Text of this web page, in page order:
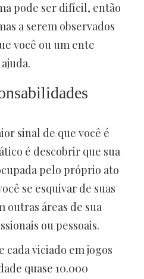
pode ser difícil, então
a serem observados
você ou um ente
sinal de que você é
é descobrir que sua
pelo próprio ato
se esquivar de suas
outras áreas de sua
ou pessoais.
cada viciado em jogos
quase 10.000